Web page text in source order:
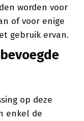
worden voor
of voor enige
gebruik ervan.
op deze
enkel de